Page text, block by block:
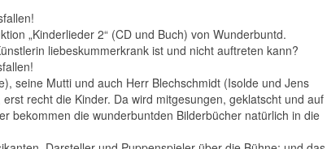
„Kinderlieder 2“ (CD und Buch) von Wunderbuntd.
liebeskummerkrank ist und nicht auftreten kann?
seine Mutti und auch Herr Blechschmidt (Isolde und Jens
recht die Kinder. Da wird mitgesungen, geklatscht und auf
bekommen die wunderbuntden Bilderbücher natürlich in die